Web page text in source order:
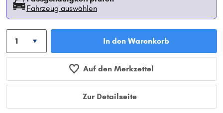
Fahrzeug auswählen
In den Warenkorb
Auf den Merkzettel
Zur Detailseite